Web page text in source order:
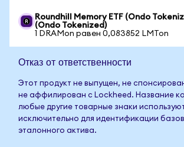
Roundhill Memory ETF (Ondo
(Ondo Tokenized)
1 DRAMon равен 0,083852 LMTon
Отказ от ответственности
Этот продукт не выпущен, не
не аффилирован с Lockheed. Название
любые другие товарные знаки
исключительно для идентификации
эталонного актива.